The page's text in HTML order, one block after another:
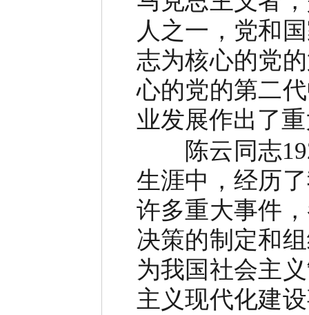
人之一，党和
志为核心的党
心的党的第二
业发展作出了
陈云同志
生涯中，经历
许多重大事件
决策的制定和
为我国社会主
主义现代化建